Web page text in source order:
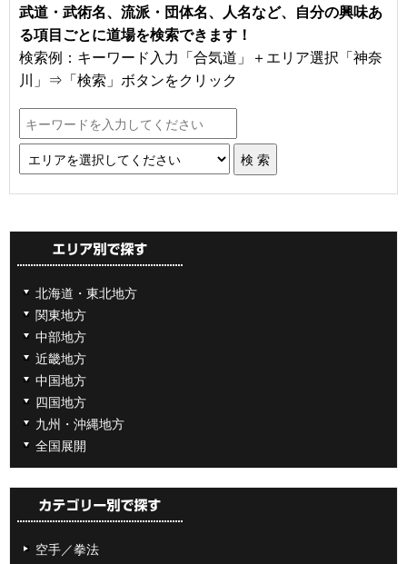
武道・武術名、流派・団体名、人名など、自分の興味あ
る項目ごとに道場を検索できます！
検索例：キーワード入力「合気道」＋エリア選択「神奈
川」⇒「検索」ボタンをクリック
北海道・東北地方
関東地方
中部地方
近畿地方
中国地方
四国地方
九州・沖縄地方
全国展開
空手／拳法